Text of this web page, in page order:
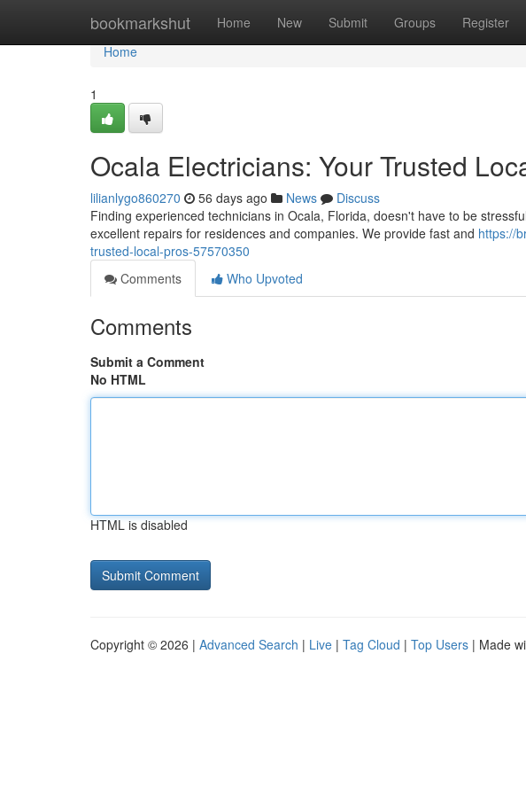
bookmarkshut Home New Submit Groups Register
Home
Home
1
Ocala Electricians: Your Trusted
lilianlygo860270 56 days ago News
Discuss
Finding experienced technicians in Ocala, Florida, doesn't have to be
excellent repairs for residences and companies. We provide fast and https://
trusted-local-pros-57570350
Comments
Who Upvoted
Comments
Submit a Comment
No HTML
HTML is disabled
Copyright © 2026 | Advanced Search | Live | Tag Cloud | Top Users | Made